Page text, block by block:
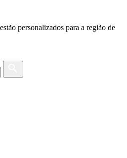
estão personalizados para a região de